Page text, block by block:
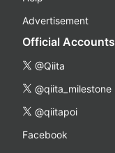
Advertisement
Official Accounts
@Qiita
@qiita_milestone
@qiitapoi
Facebook